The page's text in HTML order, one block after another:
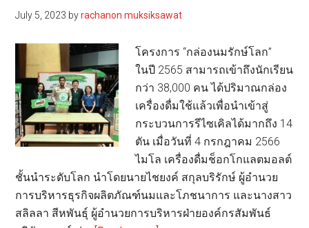
July 5, 2023 byrachanon muksiksawat
โครงการ “กล่องนมรักษ์โลก”
ในปี 2565 สามารถเข้าถึงนักเรียน
กว่า 38,000 คน ได้ปริมาณกล่อง
เครื่องดื่มใช้แล้วเพื่อนำเข้าสู่
กระบวนการรีไซเคิลได้มากถึง 14
ตัน เมื่อวันที่ 4 กรกฎาคม 2566
ไมโล เครื่องดื่มช็อกโกแลตมอลต์
ชั้นนำระดับโลก นำโดยนายไชยงค์ สกุลบริรักษ์ ผู้อำนวย
การบริหารธุรกิจผลิตภัณฑ์นมและโภชนาการ และนางสาว
สลิลลา สีหพันธุ์ ผู้อำนวยการบริหารฝ่ายองค์กรสัมพันธ์